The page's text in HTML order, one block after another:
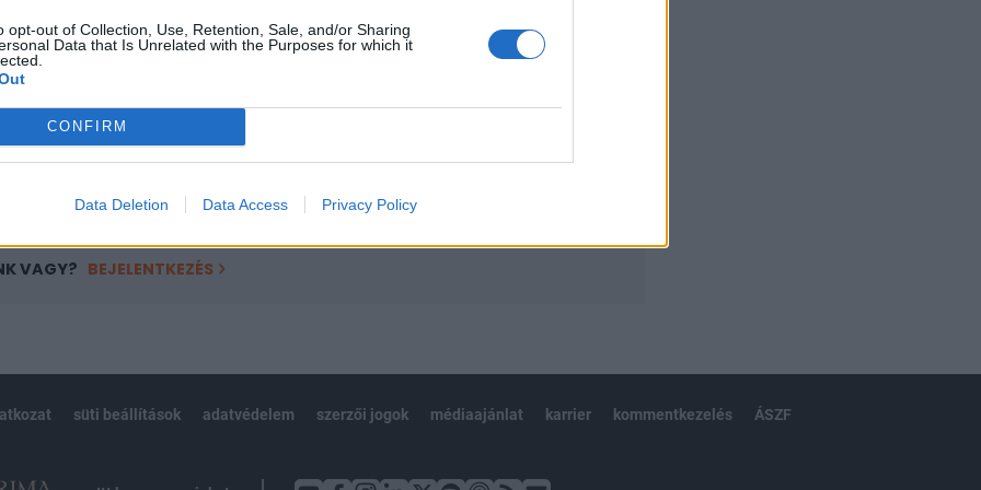
opt-out of Collection, Use, Retention, Sale, and/or Sharing
Data that Is Unrelated with the Purposes for which it
CONFIRM
Data Deletion Data Access Privacy Policy
tartalmazza:
cikkarchívum
elmúlt 2 év napon belüli
VAGY? BEJELENTKEZÉS
süti beállítások adatvédelem szerzői jogok médiaajánlat karrier kommentkezelés ÁSZF